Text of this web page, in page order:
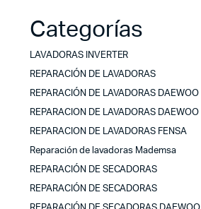
Categorías
LAVADORAS INVERTER
REPARACIÓN DE LAVADORAS
REPARACIÓN DE LAVADORAS DAEWOO
REPARACION DE LAVADORAS DAEWOO
REPARACION DE LAVADORAS FENSA
Reparación de lavadoras Mademsa
REPARACIÓN DE SECADORAS
REPARACIÓN DE SECADORAS